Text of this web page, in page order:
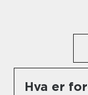
Hva er